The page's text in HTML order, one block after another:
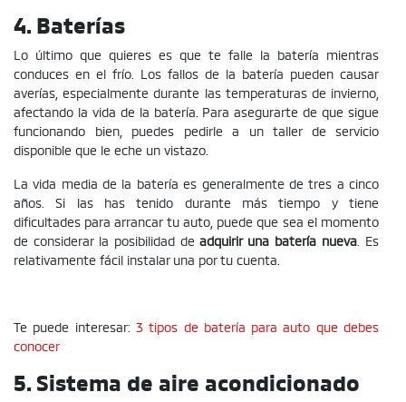
4. Baterías
Lo último que quieres es que te falle la batería mientras
conduces en el frío. Los fallos de la batería pueden causar
averías, especialmente durante las temperaturas de invierno,
afectando la vida de la batería. Para asegurarte de que sigue
funcionando bien, puedes pedirle a un taller de servicio
disponible que le eche un vistazo.
La vida media de la batería es generalmente de tres a cinco
años. Si las has tenido durante más tiempo y tiene
dificultades para arrancar tu auto, puede que sea el momento
de considerar la posibilidad deadquirir una batería nueva . Es
relativamente fácil instalar una por tu cuenta.
Te puede interesar: 3 tipos de batería para auto que debes
conocer
5. Sistema de aire acondicionado